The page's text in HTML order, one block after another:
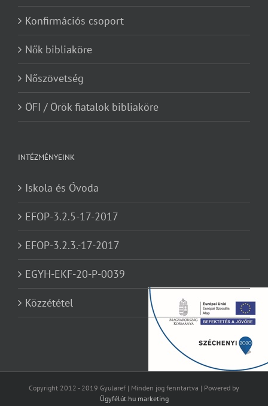
Konfirmációs csoport
Nők bibliaköre
Nőszövetség
ÖFI / Örök fiatalok bibliaköre
INTÉZMÉNYEINK
Iskola és Óvoda
EFOP-3.2.5-17-2017
EFOP-3.2.3.-17-2017
EGYH-EKF-20-P-0039
Közzététel
Copyright 2012 - 2019 Gyularef | Minden jog fenntartva | Powered by
Ügyfélút.hu marketing